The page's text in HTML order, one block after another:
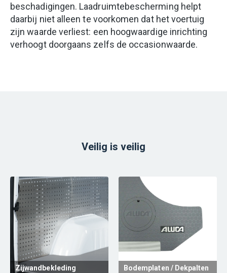
beschadigingen. Laadruimtebescherming helpt
daarbij niet alleen te voorkomen dat het voertuig
zijn waarde verliest: een hoogwaardige inrichting
verhoogt doorgaans zelfs de occasionwaarde.
Veilig is veilig
Zijwandbekleding Bodemplaten / Dekpalten